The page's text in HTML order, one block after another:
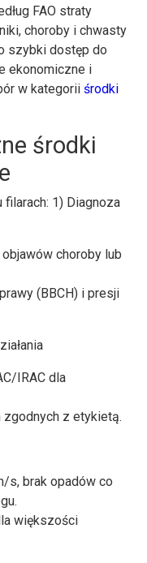
FAO straty
choroby i chwasty
szybki dostęp do
ekonomiczne i
w kategorii środki
środki
1) Diagnoza
choroby lub
(BBCH) i presji
IRAC dla
z etykietą.
s, brak opadów co
większości